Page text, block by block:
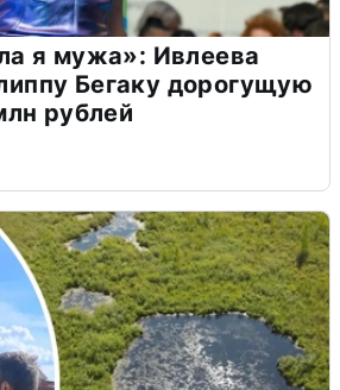
я мужа»: Ивлеева
Бегаку дорогущую
рублей